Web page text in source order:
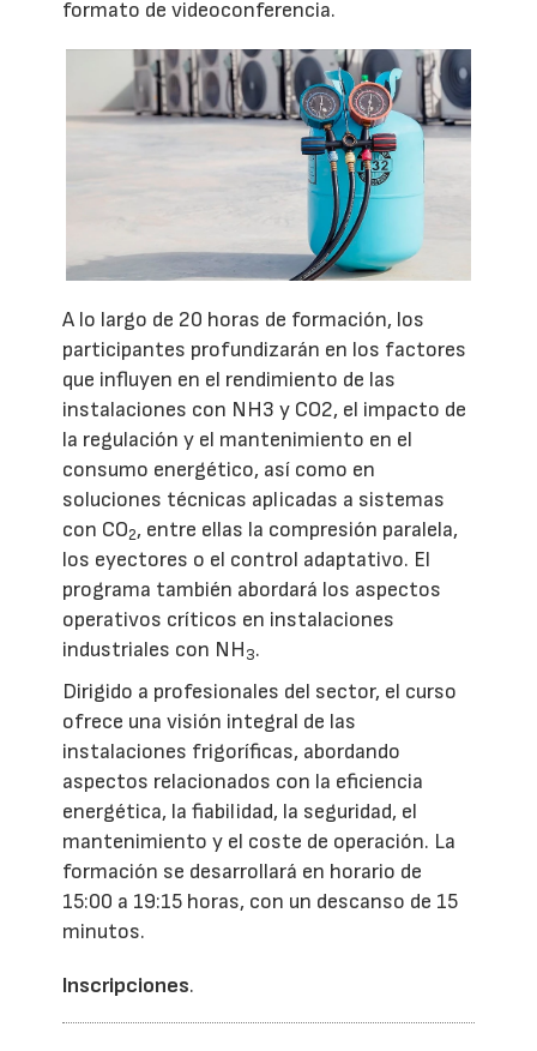
formato de videoconferencia.
A lo largo de 20 horas de formación, los
participantes profundizarán en los factores
que influyen en el rendimiento de las
instalaciones con NH3 y CO2, el impacto de
la regulación y el mantenimiento en el
consumo energético, así como en
soluciones técnicas aplicadas a sistemas
con CO2, entre ellas la compresión paralela,
los eyectores o el control adaptativo. El
programa también abordará los aspectos
operativos críticos en instalaciones
industriales con NH3.
Dirigido a profesionales del sector, el curso
ofrece una visión integral de las
instalaciones frigoríficas, abordando
aspectos relacionados con la eficiencia
energética, la fiabilidad, la seguridad, el
mantenimiento y el coste de operación. La
formación se desarrollará en horario de
15:00 a 19:15 horas, con un descanso de 15
minutos.
Inscripciones.